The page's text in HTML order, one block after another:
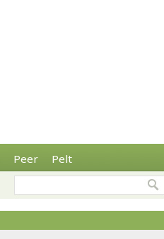
Peer Pelt